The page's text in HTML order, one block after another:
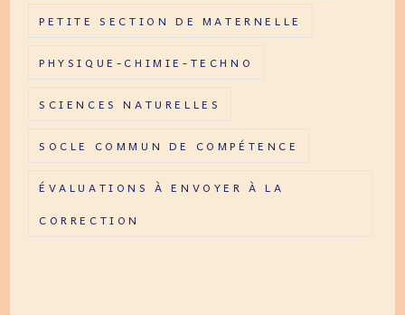
PETITE SECTION DE MATERNELLE
PHYSIQUE-CHIMIE-TECHNO
SCIENCES NATURELLES
SOCLE COMMUN DE COMPÉTENCE
ÉVALUATIONS À ENVOYER À LA
CORRECTION